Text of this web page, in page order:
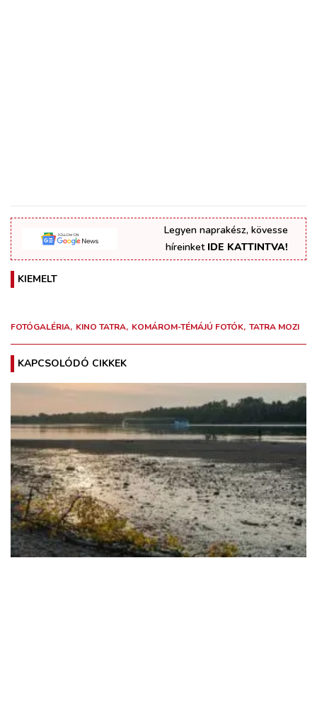
Legyen naprakész, kövesse
híreinket IDE KATTINTVA!
KIEMELT
FOTÓGALÉRIA KINO TATRA KOMÁROM-TÉMÁJÚ FOTÓK TATRA MOZI
KAPCSOLÓDÓ CIKKEK